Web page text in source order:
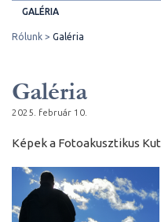
GALÉRIA
Rólunk Galéria
Galéria
2025. február 10.
Képek a Fotoakusztikus